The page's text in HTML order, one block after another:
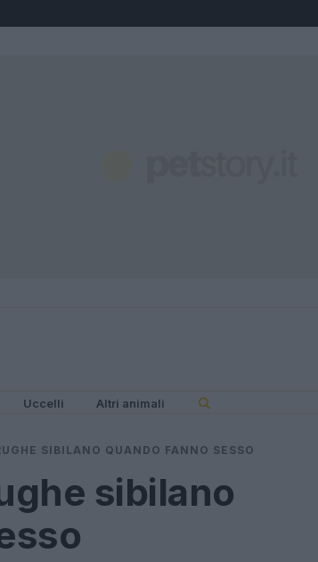
Uccelli Altri animali
SIBILANO QUANDO FANNO SESSO
sibilano